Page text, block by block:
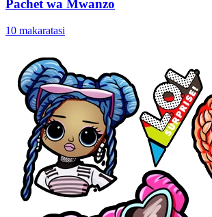
Pachet wa Mwanzo
10 makaratasi